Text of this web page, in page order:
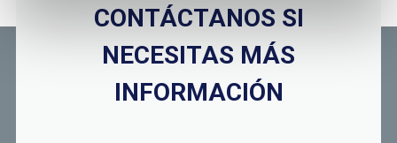
CONTÁCTANOS SI
NECESITAS MÁS
INFORMACIÓN